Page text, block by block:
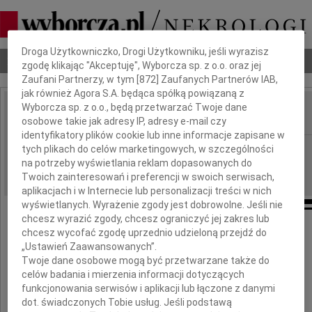
Nekrologi Odeszli Poradnik pogrzebowy
IMIĘ I NAZWISKO:
REGION: Płock
DATA EMISJI: 01.02.2012
Pani Dyrektor
Agnieszce Bednarskiej
Dbamy o Twoją prywatność
Droga Użytkowniczko, Drogi Użytkowniku, jeśli wyrazisz
zgodę klikając "Akceptuję", Wyborcza sp. z o.o. oraz jej
Zaufani Partnerzy, w tym [872 ] Zaufanych Partnerów IAB,
jak również Agora S.A. będąca spółką powiązaną z
Wyborcza sp. z o.o., będą przetwarzać Twoje dane
osobowe takie jak adresy IP, adresy e-mail czy
identyfikatory plików cookie lub inne informacje zapisane w
tych plikach do celów marketingowych, w szczególności
na potrzeby wyświetlania reklam dopasowanych do
Twoich zainteresowań i preferencji w swoich serwisach,
aplikacjach i w Internecie lub personalizacji treści w nich
wyświetlanych. Wyrażenie zgody jest dobrowolne. Jeśli nie
chcesz wyrazić zgody, chcesz ograniczyć jej zakres lub
chcesz wycofać zgodę uprzednio udzieloną przejdź do
„Ustawień Zaawansowanych”.
Twoje dane osobowe mogą być przetwarzane także do
celów badania i mierzenia informacji dotyczących
funkcjonowania serwisów i aplikacji lub łączone z danymi
dot. świadczonych Tobie usług. Jeśli podstawą